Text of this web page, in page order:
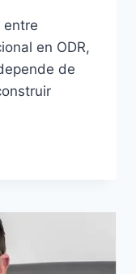
entre
en ODR,
de